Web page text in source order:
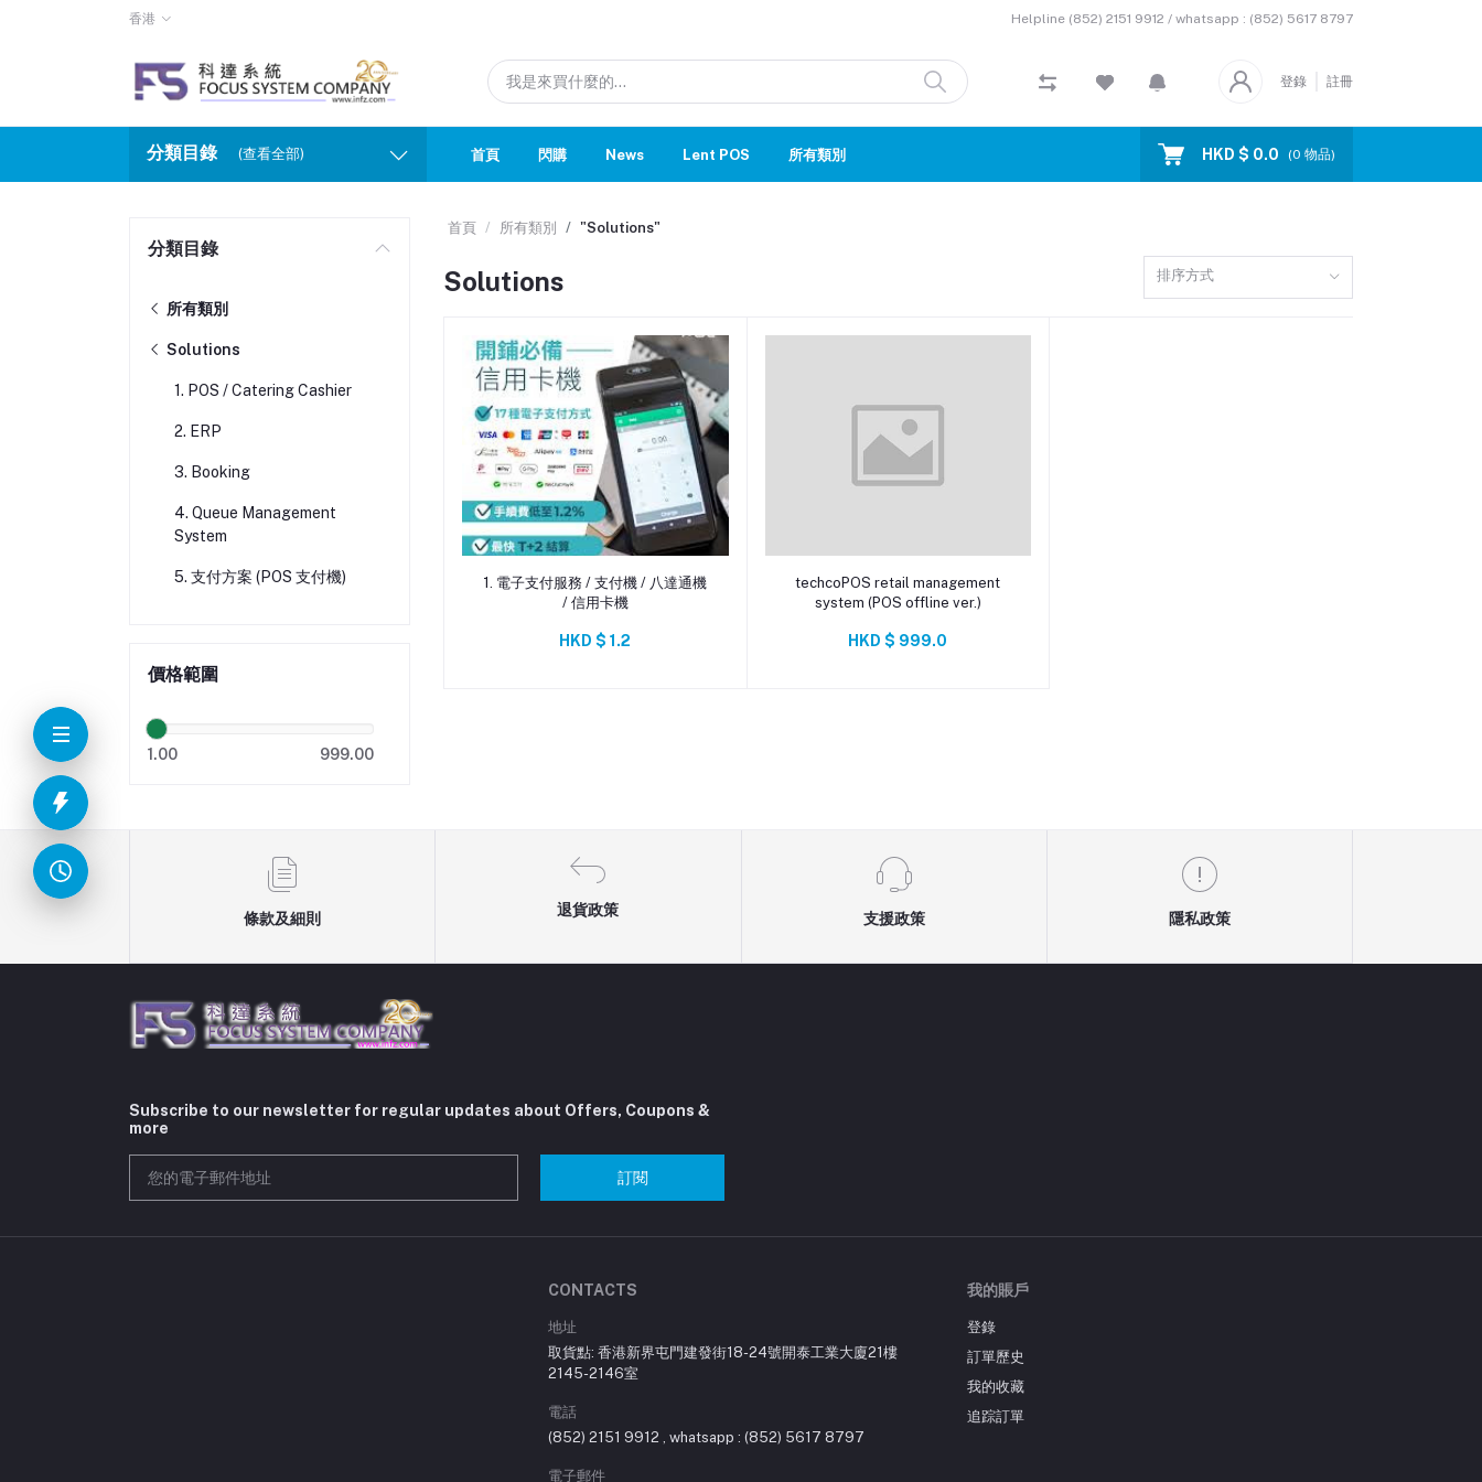
香港 Helpline (852) 2151 9912 / whatsapp : (852) 5617 8797
登錄 註冊
分類目錄 (查看全部) 首頁 閃購 News Lent POS 所有類別 HKD $ 0.0 (0 物品)
分類目錄
所有類別
Solutions
1. POS / Catering Cashier
2. ERP
3. Booking
4. Queue Management
System
5. 支付方案 (POS 支付機)
價格範圍
1.00 999.00
首頁 所有類別 "Solutions"
Solutions 排序方式
添加到購物車
1. 電⼦⽀付服務 / 支付機 / 八達通機
/ 信用卡機
HKD $ 1.2
添加到購物車
techcoPOS retail management
system (POS offline ver.)
HKD $ 999.0
條款及細則
退貨政策
支援政策 隱私政策
Subscribe to our newsletter for regular updates about Offers, Coupons &
more
訂閱
CONTACTS
地址
取貨點: 香港新界屯門建發街18-24號開泰工業大廈21樓
2145-2146室
電話
(852) 2151 9912 , whatsapp : (852) 5617 8797
電子郵件
我的賬戶
登錄
訂單歷史
我的收藏
追踪訂單